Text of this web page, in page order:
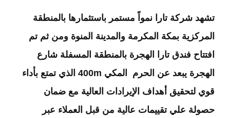
تشهد شركة تارا نمواً مستمر باستثمارها بالمنطقة
المركزية بمكة المكرمة والمدينة المنوة ومن ثم تم
افتتاح فندق تارا الهجرة بالمنطقة المسفلة شارع
الهجرة يبعد عن الحرم المكي 400m الذي تمتع بأداء
قوي لتحقيق أهداف الإيرادات العالية مع ضمان
حصولة علي تقييمات عالية من قبل العملاء عبر